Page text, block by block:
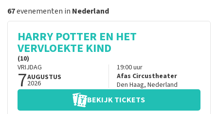
67evenementen in Nederland
HARRY POTTER EN HET
VERVLOEKTE KIND
(10)
VRIJDAG
7AUGUSTUS
2026
19:00uur
Afas Circustheater
Den Haag, Nederland
BEKIJK TICKETS